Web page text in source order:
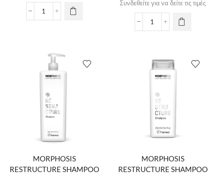
Συνδεθείτε για να δείτε τις τιμές
MORPHOSIS
RESTRUCTURE SHAMPOO
MORPHOSIS
RESTRUCTURE SHAMPOO